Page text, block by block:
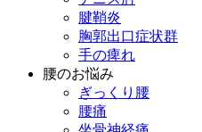
腱鞘炎
胸郭出口症状群
手の痺れ
腰のお悩み
ぎっくり腰
腰痛